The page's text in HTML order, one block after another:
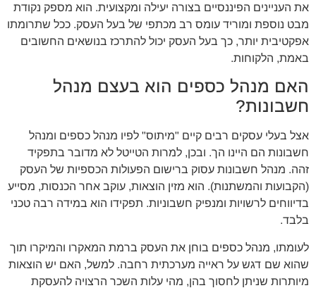
את העניינים הפיננסיים בצורה יעילה ומקצועית. הוא מספק נקודת
מבט נוספת ומוריד עומס רב מכתפי של בעל העסק. ככל שתרומתו
אפקטיבית יותר, כך בעל העסק יכול להתרכז בנושאים החשובים
באמת, הלקוחות.
האם מנהל כספים הוא בעצם מנהל
חשבונות?
אצל בעלי עסקים רבים קיים "מיתוס" לפיו מנהל כספים ומנהל
חשבונות הם היינו הך. ובכן, למרות הטייטל לא מדובר בתפקיד
זהה. מנהל חשבונות עסוק ברישום הפעולות הכספיות של העסק
(הקבועות והמשתנות). הוא מזין הוצאות, עוקב אחר הכנסות, מסייע
בדיווחים לרשויות ומנפיק חשבוניות. תפקידו הוא במידה רבה טכני
בלבד.
לעומתו, מנהל כספים בוחן את העסק ברמת המאקרו והמיקרו תוך
שהוא שם דגש על ראייה מערכתית רחבה. למשל, האם יש הוצאות
מיותרות שניתן לחסוך בהן, מהי עלות השכר הרצויה להעסקת